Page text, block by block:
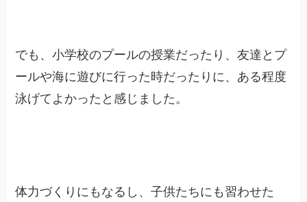
でも、小学校のプールの授業だったり、友達とプ
ールや海に遊びに行った時だったりに、ある程度
泳げてよかったと感じました。
体力づくりにもなるし、子供たちにも習わせた